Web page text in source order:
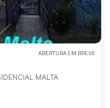
ABERTURA EM BREVE
MALTA